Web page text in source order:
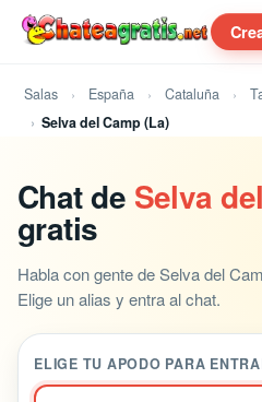
Salas España Cataluña
Selva del Camp (La)
Chat de Selva
gratis
Habla con gente de Selva del
Elige un alias y entra al chat.
ELIGE TU APODO PARA